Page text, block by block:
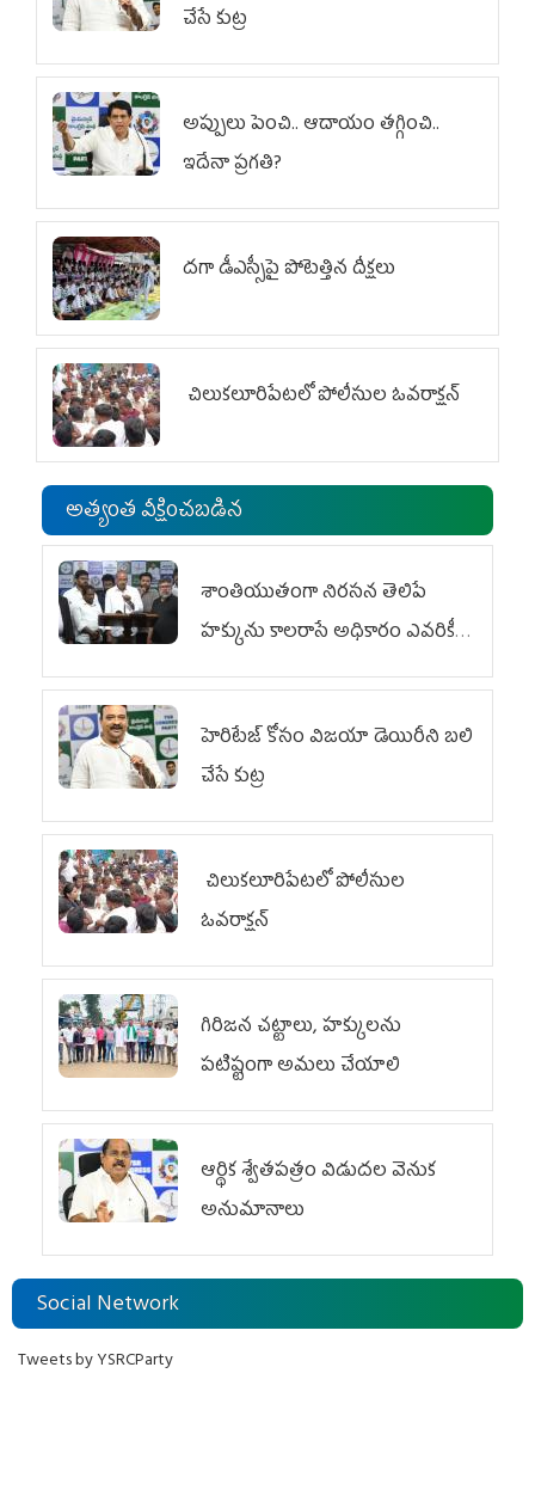
చేసే కుట్ర‌
అప్పులు పెంచి.. ఆదాయం తగ్గించి..
ఇదేనా ప్రగతి?
దగా డీఎస్సీపై పోటెత్తిన దీక్షలు
చిలుక‌లూరిపేట‌లో పోలీసుల ఓవ‌రాక్ష‌న్‌
అత్యంత వీక్షించబడిన
శాంతియుతంగా నిరసన తెలిపే
హక్కును కాలరాసే అధికారం ఎవరికీ
లేదు
హెరిటేజ్ కోసం విజయా డెయిరీని బలి
చేసే కుట్ర‌
చిలుక‌లూరిపేట‌లో పోలీసుల
ఓవ‌రాక్ష‌న్‌
గిరిజన చట్టాలు, హక్కులను
పటిష్టంగా అమలు చేయాలి
ఆర్థిక శ్వేతపత్రం విడుదల వెనుక
అనుమానాలు
Social Network
Tweets by YSRCParty